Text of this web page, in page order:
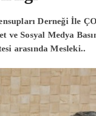
Derneği İle
Sosyal Medya
arasında Mesleki..